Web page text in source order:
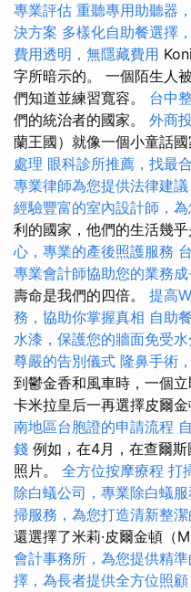
專業評估 重聽專用助聽器
決方案 多樣化自助餐選擇
費用透明，無隱藏費用
字所暗示的。 一個陌生人
們知道並練習寬容。 台中
們的統治者的國家。 外商
蘭王國）就像一個小童話國
處理 眼科診所推薦，找最
專業律師為您提供法律建議
經驗豐富的室內設計師，
利的國家，他們的生活幾
心，專業的產後照護服務
專業會計師協助您的業務
壽命是我們的四倍。 提高
務，協助你掌握真相 自助
水漆，保護您的牆面免受
尊嚴的告別儀式 隆鼻手術
到鬱金香和風車時，一個
卡米拉皇后一再選擇皮爾
南地區台胞證的申請流程
錢 例如，在4月，在查爾
照片。 全方位按摩療程 打
除白蟻公司，專業除白蟻
掃服務，為您打造清新整
還選擇了米莉·皮爾金頓（
會計事務所，為您提供精
擇，為長者提供全方位照顧